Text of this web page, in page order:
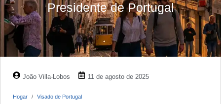
Presidente de Portugal
João Villa-Lobos 11 de agosto de 2025
Hogar Visado de Portugal